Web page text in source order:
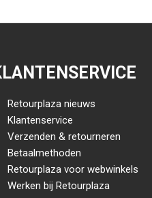
Retourplaza nieuws
Klantenservice
Verzenden & retourneren
Betaalmethoden
Retourplaza voor webwinkels
Werken bij Retourplaza